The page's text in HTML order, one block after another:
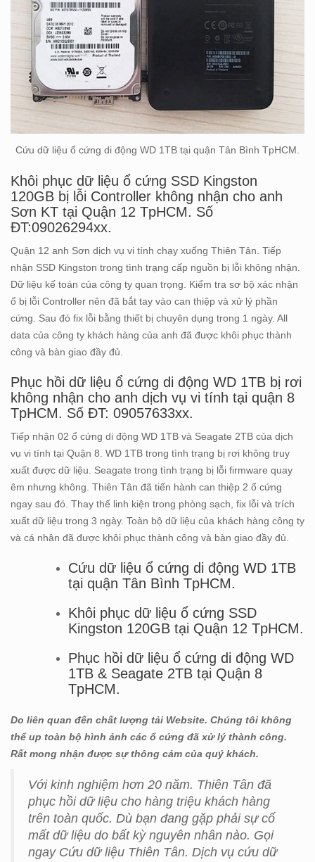
Cứu dữ liệu ổ cứng di động WD 1TB tại quận Tân Bình TpHCM.
Khôi phục dữ liệu ổ cứng SSD Kingston
120GB bị lỗi Controller không nhận cho anh
Sơn KT tại Quận 12 TpHCM. Số
ĐT:09026294xx.
Quận 12 anh Sơn dịch vụ vi tính chạy xuống Thiên Tân. Tiếp
nhận SSD Kingston trong tình trạng cấp nguồn bị lỗi không nhận.
Dữ liệu kế toán của công ty quan trọng. Kiểm tra sơ bộ xác nhận
ổ bị lỗi Controller nên đã bắt tay vào can thiệp và xử lý phần
cứng. Sau đó fix lỗi bằng thiết bị chuyên dụng trong 1 ngày. All
data của công ty khách hàng của anh đã được khôi phục thành
công và bàn giao đầy đủ.
Phục hồi dữ liệu ổ cứng di động WD 1TB bị rơi
không nhận cho anh dịch vụ vi tính tại quận 8
TpHCM. Số ĐT: 09057633xx.
Tiếp nhận 02 ổ cứng di động WD 1TB và Seagate 2TB của dịch
vụ vi tính tại Quận 8. WD 1TB trong tình trạng bị rơi không truy
xuất được dữ liệu. Seagate trong tình trạng bị lỗi firmware quay
êm nhưng không. Thiên Tân đã tiến hành can thiệp 2 ổ cứng
ngay sau đó. Thay thế linh kiện trong phòng sạch, fix lỗi và trích
xuất dữ liệu trong 3 ngày. Toàn bộ dữ liệu của khách hàng công ty
và cá nhân đã được khôi phục thành công và bàn giao đầy đủ.
Cứu dữ liệu ổ cứng di động WD 1TB
tại quận Tân Bình TpHCM.
Khôi phục dữ liệu ổ cứng SSD
Kingston 120GB tại Quận 12 TpHCM.
Phục hồi dữ liệu ổ cứng di động WD
1TB & Seagate 2TB tại Quận 8
TpHCM.
Do liên quan đến chất lượng tải Website. Chúng tôi không
thể up toàn bộ hình ảnh các ổ cứng đã xử lý thành công.
Rất mong nhận được sự thông cảm của quý khách.
Với kinh nghiệm hơn 20 năm. Thiên Tân đã
phục hồi dữ liệu cho hàng triệu khách hàng
trên toàn quốc. Dù bạn đang gặp phải sự cố
mất dữ liệu do bất kỳ nguyên nhân nào. Gọi
ngay Cứu dữ liệu Thiên Tân. Dịch vụ cứu dữ